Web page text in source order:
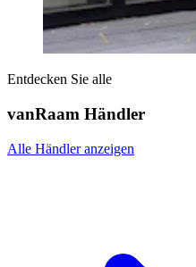
Entdecken Sie alle
vanRaam Händler
Alle Händler anzeigen